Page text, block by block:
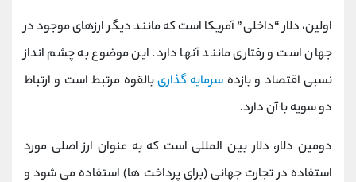
اولین، دلار “داخلی” آمریکا است که مانند دیگر ارزهای موجود در
جهان است و رفتاری مانند آنها دارد. این موضوع به چشم انداز
نسبی اقتصاد و بازده سرمایه‌ گذاریبالقوه مرتبط است و ارتباط
دو سویه با آن دارد.
دومین دلار، دلار بین المللی است که به عنوان ارز اصلی مورد
استفاده در تجارت جهانی (برای پرداخت‌ ها) استفاده می ‌شود و